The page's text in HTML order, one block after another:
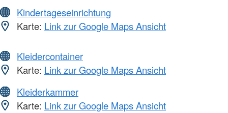
Kindertageseinrichtung
Karte: Link zur Google Maps Ansicht
Kleidercontainer
Karte: Link zur Google Maps Ansicht
Kleiderkammer
Karte: Link zur Google Maps Ansicht